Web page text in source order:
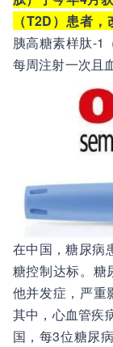
（T2D）患者
胰高糖素样肽-1
每周注射一次且
在中国，糖尿病
糖控制达标。糖
他并发症，严重
其中，心血管疾
国，每3位糖尿